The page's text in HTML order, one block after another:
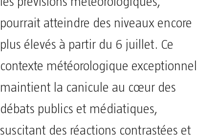
pourrait atteindre des niveaux encore
plus élevés à partir du 6 juillet. Ce
contexte météorologique exceptionnel
maintient la canicule au cœur des
débats publics et médiatiques,
suscitant des réactions contrastées et